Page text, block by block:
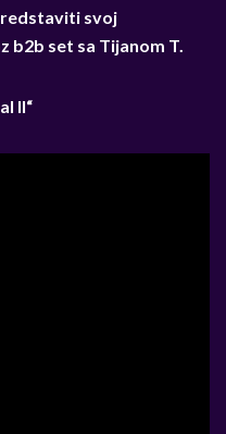
svoj
b2b set sa Tijanom T.
II“